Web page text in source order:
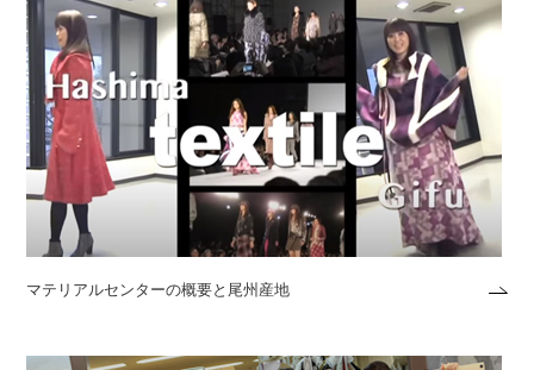
マテリアルセンターの概要と尾州産地